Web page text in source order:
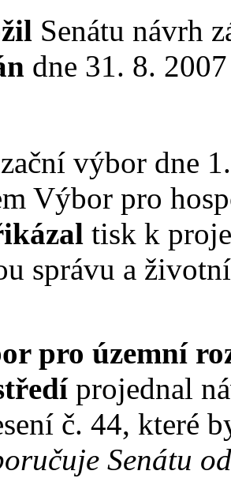
Senátu návrh
dne 31. 8.
výbor dne
Výbor pro
tisk k
správu a
pro územní
projednal
č. 44, které
Senátu